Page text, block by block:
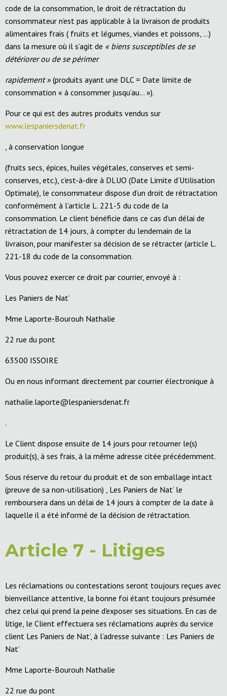
code de la consommation, le droit de rétractation du
consommateur n’est pas applicable à la livraison de produits
alimentaires frais ( fruits et légumes, viandes et poissons, …)
dans la mesure où il s’agit de « biens susceptibles de se
détériorer ou de se périmer
rapidement » (produits ayant une DLC = Date limite de
consommation « à consommer jusqu’au… »).
Pour ce qui est des autres produits vendus sur
www.lespaniersdenat.fr
, à conservation longue
(fruits secs, épices, huiles végétales, conserves et semi-
conserves, etc.), c’est-à-dire à DLUO (Date Limite d’Utilisation
Optimale), le consommateur dispose d’un droit de rétractation
conformément à l’article L. 221-5 du code de la
consommation. Le client bénéficie dans ce cas d’un délai de
rétractation de 14 jours, à compter du lendemain de la
livraison, pour manifester sa décision de se rétracter (article L.
221-18 du code de la consommation.
Vous pouvez exercer ce droit par courrier, envoyé à :
Les Paniers de Nat’
Mme Laporte-Bourouh Nathalie
22 rue du pont
63500 ISSOIRE
Ou en nous informant directement par courrier électronique à
nathalie.laporte@lespaniersdenat.fr
.
Le Client dispose ensuite de 14 jours pour retourner le(s)
produit(s), à ses frais, à la même adresse citée précédemment.
Sous réserve du retour du produit et de son emballage intact
(preuve de sa non-utilisation) , Les Paniers de Nat’ le
remboursera dans un délai de 14 jours à compter de la date à
laquelle il a été informé de la décision de rétractation.
Article 7 - Litiges
Les réclamations ou contestations seront toujours reçues avec
bienveillance attentive, la bonne foi étant toujours présumée
chez celui qui prend la peine d'exposer ses situations. En cas de
litige, le Client effectuera ses réclamations auprès du service
client Les Paniers de Nat’, à l’adresse suivante : Les Paniers de
Nat’
Mme Laporte-Bourouh Nathalie
22 rue du pont